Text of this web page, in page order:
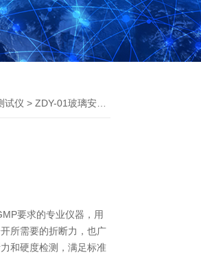
试仪 > ZDY-01玻璃安瓿折断试验机
要求的专业仪器，用
所需要的折断力，也广
和硬度检测，满足标准